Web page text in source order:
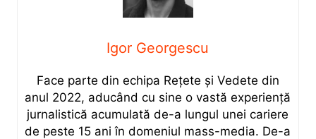
Igor Georgescu
Face parte din echipa Rețete și Vedete din
anul 2022, aducând cu sine o vastă experiență
jurnalistică acumulată de-a lungul unei cariere
de peste 15 ani în domeniul mass-media. De-a